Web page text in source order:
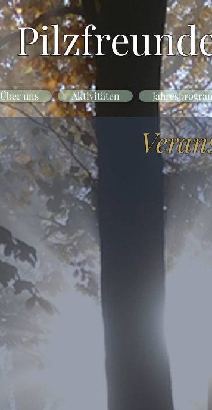
Über uns Aktivitäten